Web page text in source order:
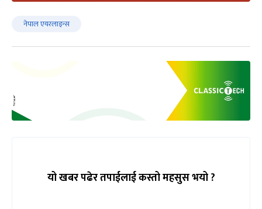
नेपाल एयरलाइन्स
यो खबर पढेर तपाईलाई कस्तो महसुस भयो ?